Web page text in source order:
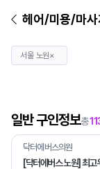
헤어/미용/마사
서울 노원×
일반 구인정보총
닥터에버스의원
[닥터에버스 노원] 최